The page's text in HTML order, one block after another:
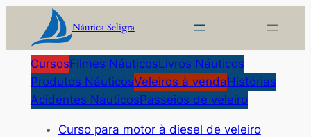
o
conteúdo
Náutica Seligra
CursosFilmes NáuticosLivros Náuticos
Produtos NáuticosVeleiros à vendaHistórias
Acidentes NáuticosPasseios de veleiro
Curso para motor à diesel de veleiro